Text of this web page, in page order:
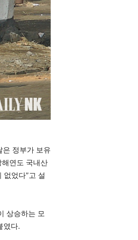
은 정부가 보유
연도 국내산
었다”고 설
상승하는 모
였다.